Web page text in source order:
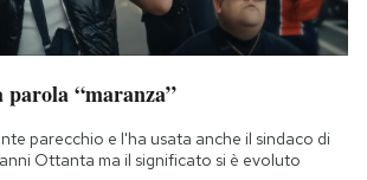
parola “maranza”
parecchio e l'ha usata anche il sindaco di
Ottanta ma il significato si è evoluto